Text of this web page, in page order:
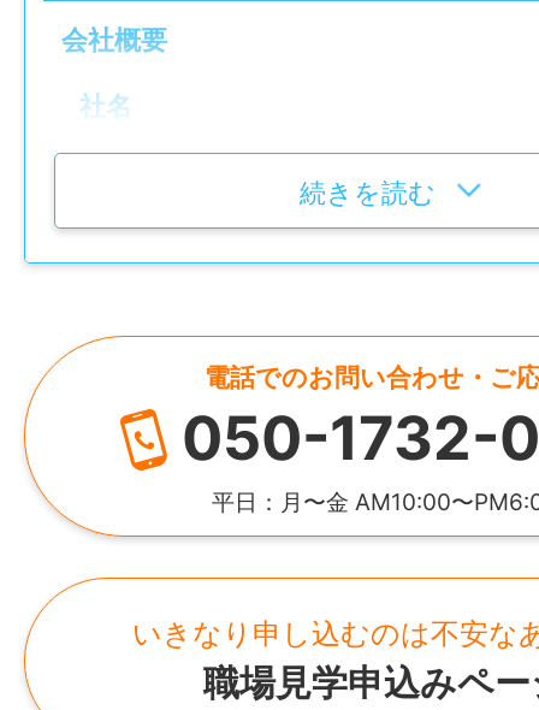
先輩社員と一緒に現場へ向かいます。
建物のサイズ計測・現場写真の撮影・周辺
ど、チェックシートに沿って調査を進めま
会社へ戻り、写真整理・見積書作成・翌日
17:00～
業務報告を行い退社します。
※週2回程度ミーティングあり
【未経験でも安心なポイント！】
現地調査にはチェック項目（マニュアル）
「どこを測ればいい？」
「写真はどこから撮ればいい？」
といった内容も決まっているため、未経験
会社概要
社名
株式会社弘粋産業
設立
平成19年11月
代表者
https://www.kouikisangyou.com/
所在地
広島県広島市安佐北区深川6丁目43番15号
続きを読む
電話でのお問い合わせ・ご
050-1732-
平日：月〜金 AM10:00〜
いきなり申し込むのは不安な
職場見学申込みペ